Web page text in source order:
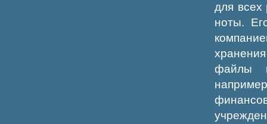
для всех
ноты.
файлы